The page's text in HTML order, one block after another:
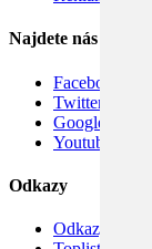
Najdete nás
Facebook
Twitter
Google
Youtube
Odkazy
Odkazy